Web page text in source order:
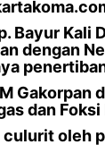
Bayur Kali
dengan
Gakorpan
dan Foksi
culurit oleh